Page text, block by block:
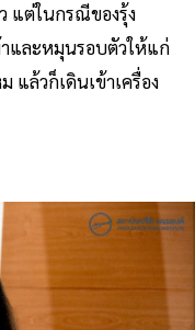
แต่ในกรณีของรุ้ง
และหมุนรอบตัวให้แก่
แล้วก็เดินเข้าเครื่อง